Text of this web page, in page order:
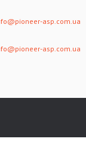
asp.com.ua
asp.com.ua